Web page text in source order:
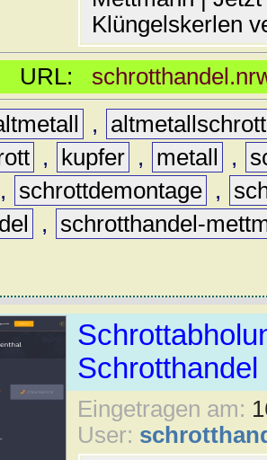
Klüngelskerlen
URL:
,
altmetallschrott
, kupfer , metall ,
, schrottdemontage ,
,
schrotthandel-
Schrotthandel
Eingetragen am:
User: